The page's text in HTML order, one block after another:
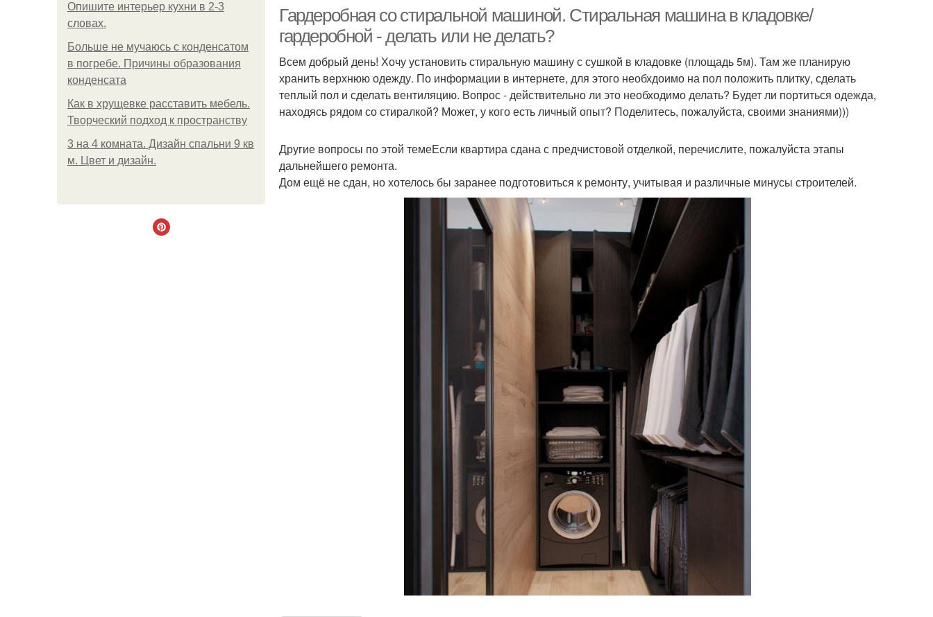
Опишите интерьер кухни в 2-3
словах.
Больше не мучаюсь с конденсатом
в погребе. Причины образования
конденсата
Как в хрущевке расставить мебель.
Творческий подход к пространству
3 на 4 комната. Дизайн спальни 9 кв
м. Цвет и дизайн.
Гардеробная со стиральной машиной. Стиральная машина в кладовке/
гардеробной - делать или не делать?
Всем добрый день! Хочу установить стиральную машину с сушкой в кладовке (площадь 5м). Там же планирую
хранить верхнюю одежду. По информации в интернете, для этого необхдоимо на пол положить плитку, сделать
теплый пол и сделать вентиляцию. Вопрос - действительно ли это необходимо делать? Будет ли портиться одежда,
находясь рядом со стиралкой? Может, у кого есть личный опыт? Поделитесь, пожалуйста, своими знаниями)))
Другие вопросы по этой темеЕсли квартира сдана с предчистовой отделкой, перечислите, пожалуйста этапы
дальнейшего ремонта.
Дом ещё не сдан, но хотелось бы заранее подготовиться к ремонту, учитывая и различные минусы строителей.